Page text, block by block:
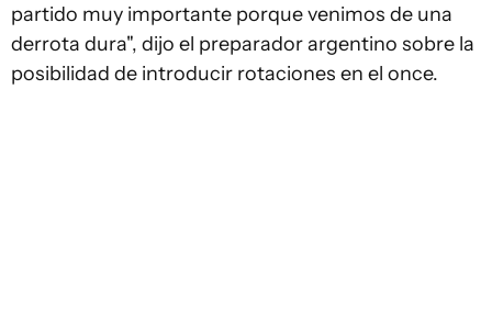
partido muy importante porque venimos de una
derrota dura", dijo el preparador argentino sobre la
posibilidad de introducir rotaciones en el once.